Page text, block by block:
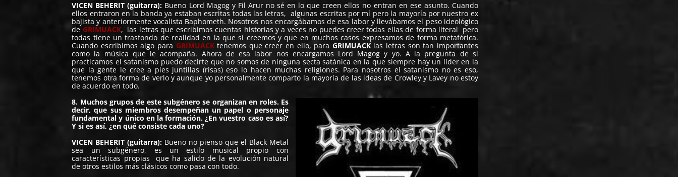
VICEN BEHERIT (guitarra): Bueno Lord Magog y Fil Arur no sé en lo que creen ellos no entran en ese asunto. Cuando
ellos entraron en la banda ya estaban escritas todas las letras, algunas escritas por mí pero la mayoría por nuestro ex
bajista y anteriormente vocalista Baphometh. Nosotros nos encargábamos de esa labor y llevábamos el peso ideológico
de GRIMUACK, las letras que escribimos cuentas historias y a veces no puedes creer todas ellas de forma literal pero
todas tiene un trasfondo de realidad en la que sí creemos y que en muchos casos expresamos de forma metafórica.
Cuando escribimos algo para GRIMUACKtenemos que creer en ello, para GRIMUACK las letras son tan importantes
como la música que le acompaña. Ahora de esa labor nos encargamos Lord Magog y yo. A la pregunta de si
practicamos el satanismo puedo decirte que no somos de ninguna secta satánica en la que siempre hay un líder en la
que la gente le cree a pies juntillas (risas) eso lo hacen muchas religiones. Para nosotros el satanismo no es eso,
tenemos otra forma de verlo y aunque yo personalmente comparto la mayoría de las ideas de Crowley y Lavey no estoy
de acuerdo en todo.
8. Muchos grupos de este subgénero se organizan en roles. Es
decir, que sus miembros desempeñan un papel o personaje
fundamental y único en la formación. ¿En vuestro caso es así?
Y si es así, ¿en qué consiste cada uno?
VICEN BEHERIT (guitarra): Bueno no pienso que el Black Metal
sea un subgénero, es un estilo musical propio con
características propias que ha salido de la evolución natural
de otros estilos más clásicos como pasa con todo.